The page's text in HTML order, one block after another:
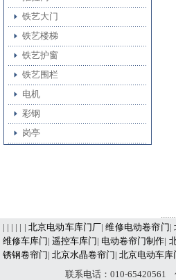
铁艺大门
铁艺楼梯
铁艺护窗
铁艺围栏
电机
彩钢
岗亭
| | | | | | 北京电动车库门厂|维修电动卷帘门|
维修车库门| 遥控车库门| 电动卷帘门制作|
锈钢卷帘门| 北京水晶卷帘门| 北京电动车库
联系电话：010-65420561